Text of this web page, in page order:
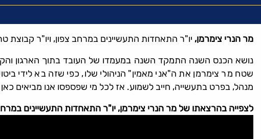
מר הנרי צימרמן, יו"ר התאחדות התעשיינים במרחב צפון, ויו"ר
שטח מר צימרמן את ה"אני מאמין" הניהולי שלו, כפי שזה בא לידי
מנהל, בפרט בתעשייה, חייב לשמוע. אז לכל מי שפספסו אנו מביאים
לצפייה בהרצאתו של מר הנרי צימרמן, יו"ר התאחדות התעשיינים